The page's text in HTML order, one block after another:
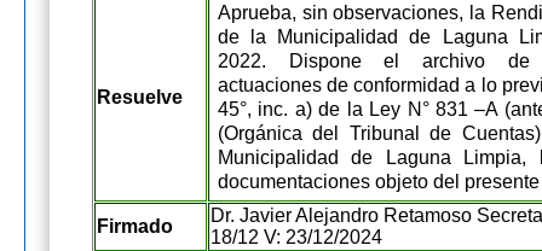
Resuelve
Aprueba, sin observaciones, la
de la Municipalidad de Laguna
2022. Dispone el archivo de
actuaciones de conformidad a lo
45°, inc. a) de la Ley N° 831 –A
(Orgánica del Tribunal de
Municipalidad de Laguna
documentaciones objeto del
Firmado
Dr. Javier Alejandro Retamoso
18/12 V: 23/12/2024